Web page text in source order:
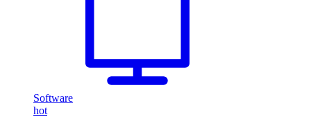
Software
hot